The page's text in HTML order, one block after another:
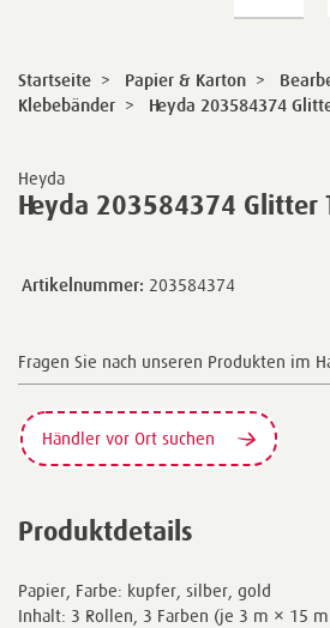
Heyda
Heyda 203584374 Glitter
Startseite > Papier & Karton >
Klebebänder > Heyda 203584374
Artikelnummer: 203584374
Fragen Sie nach unseren Produkten im
Händler vor Ort suchen
Produktdetails
Papier, Farbe: kupfer, silber, gold
Inhalt: 3 Rollen, 3 Farben (je 3 m × 15